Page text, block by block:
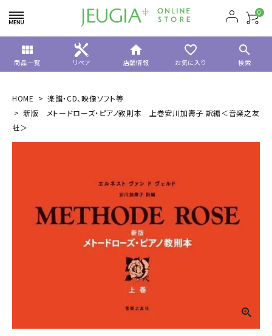
0
view_module
商品一覧 リペア
home
店舗情報
favorite_border
お気に入り
search
検索
HOME
楽譜・CD、映像ソフト等
新版 メトードローズ・ピアノ教則本 上巻安川加壽子 訳編＜音楽之友
社＞